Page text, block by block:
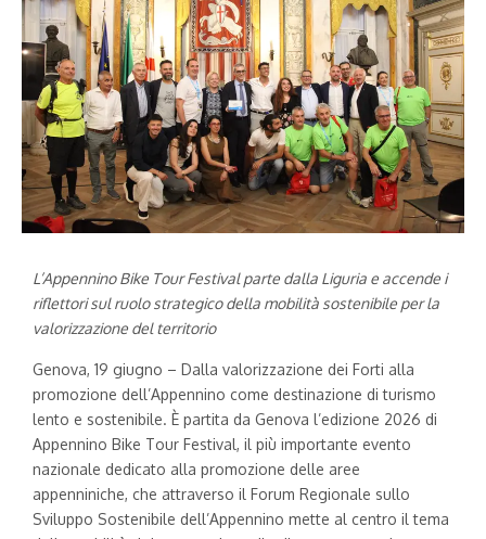
L’Appennino Bike Tour Festival parte dalla Liguria e accende i
riflettori sul ruolo strategico della mobilità sostenibile per la
valorizzazione del territorio
Genova, 19 giugno – Dalla valorizzazione dei Forti alla
promozione dell’Appennino come destinazione di turismo
lento e sostenibile. È partita da Genova l’edizione 2026 di
Appennino Bike Tour Festival, il più importante evento
nazionale dedicato alla promozione delle aree
appenniniche, che attraverso il Forum Regionale sullo
Sviluppo Sostenibile dell’Appennino mette al centro il tema